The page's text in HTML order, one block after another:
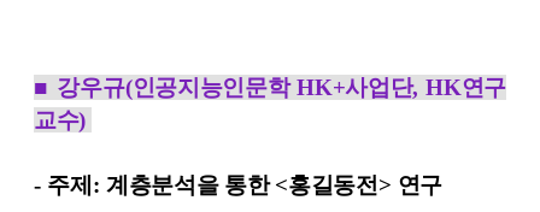
■ 강우규(인공지능인문학 HK+사업단, HK연구
교수)
- 주제: 계층분석을 통한<홍길동전> 연구